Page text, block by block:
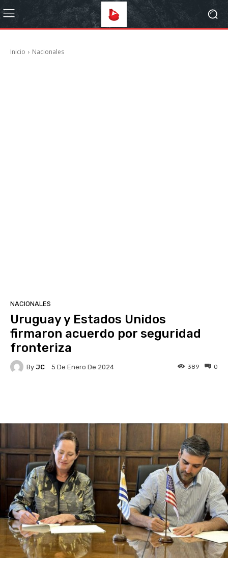
Inicio Nacionales
NACIONALES
Uruguay y Estados Unidos
firmaron acuerdo por seguridad
fronteriza
By JC 5 De Enero De 2024 0
389